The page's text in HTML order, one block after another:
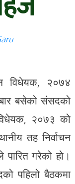
विधेयक, २०७४
बसेको संसदको
२०७३ को
तह निर्वाचन
गरेको हो।
पहिलो बैठकमा